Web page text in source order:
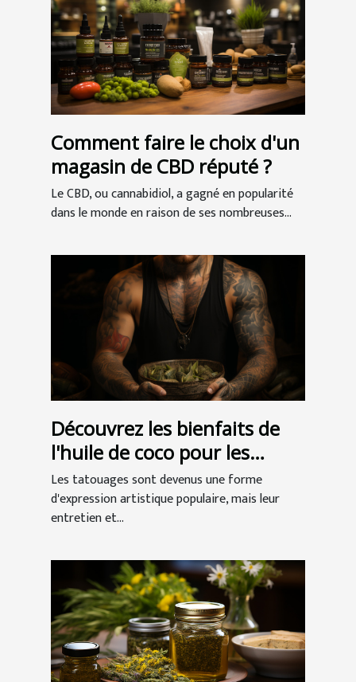
Comment faire le choix d'un
magasin de CBD réputé ?
Le CBD, ou cannabidiol, a gagné en popularité
dans le monde en raison de ses nombreuses...
Découvrez les bienfaits de
l'huile de coco pour les
tatouages
Les tatouages sont devenus une forme
d'expression artistique populaire, mais leur
entretien et...